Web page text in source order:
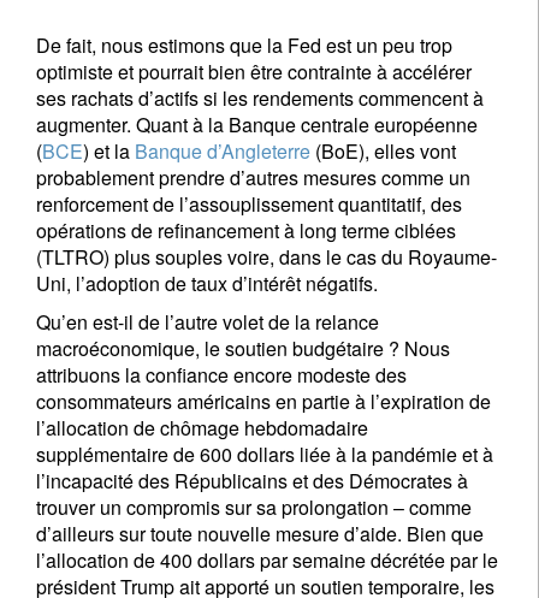
De fait, nous estimons que la Fed est un peu trop
optimiste et pourrait bien être contrainte à accélérer
ses rachats d’actifs si les rendements commencent à
augmenter. Quant à la Banque centrale européenne
(BCE) et la Banque d’Angleterre (BoE), elles vont
probablement prendre d’autres mesures comme un
renforcement de l’assouplissement quantitatif, des
opérations de refinancement à long terme ciblées
(TLTRO) plus souples voire, dans le cas du Royaume-
Uni, l’adoption de taux d’intérêt négatifs.
Qu’en est-il de l’autre volet de la relance
macroéconomique, le soutien budgétaire ? Nous
attribuons la confiance encore modeste des
consommateurs américains en partie à l’expiration de
l’allocation de chômage hebdomadaire
supplémentaire de 600 dollars liée à la pandémie et à
l’incapacité des Républicains et des Démocrates à
trouver un compromis sur sa prolongation – comme
d’ailleurs sur toute nouvelle mesure d’aide. Bien que
l’allocation de 400 dollars par semaine décrétée par le
président Trump ait apporté un soutien temporaire, les
Pays de résidence
Je ne suis pas résident ou citoyen des Etats-Unis
Vos informations seront utilisées conformément à
notrepolitique de confidentialité.